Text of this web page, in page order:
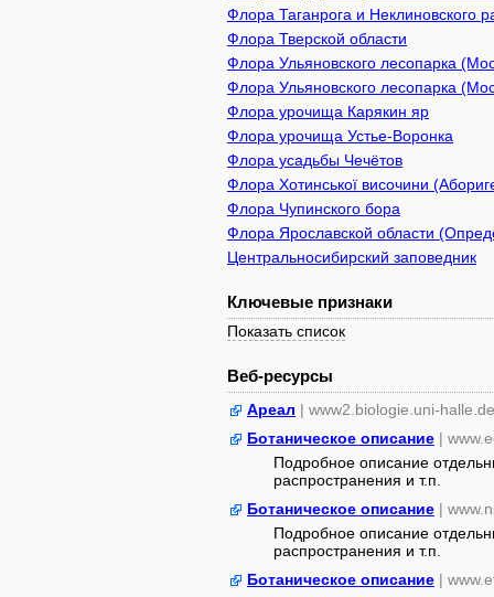
Флора Таганрога и Неклиновского
Флора Тверской области
Флора Ульяновского лесопарка
Флора Ульяновского лесопарка
Флора урочища Карякин яр
Флора урочища Устье-Воронка
Флора усадьбы Чечётов
Флора Хотинської височини
Флора Чупинского бора
Флора Ярославской области
Центральносибирский заповедник
Ключевые признаки
Показать список
Веб-ресурсы
Ареал | www2.biologie.uni-halle.de
Ботаническое описание |
Подробное описание
распространения и т.п.
Ботаническое описание |
Подробное описание
распространения и т.п.
Ботаническое описание |